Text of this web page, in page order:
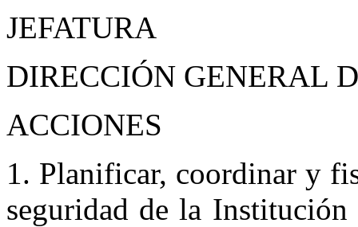
JEFATURA
DIRECCIÓN GENERAL
ACCIONES
1. Planificar, coordinar y
seguridad de la Institución